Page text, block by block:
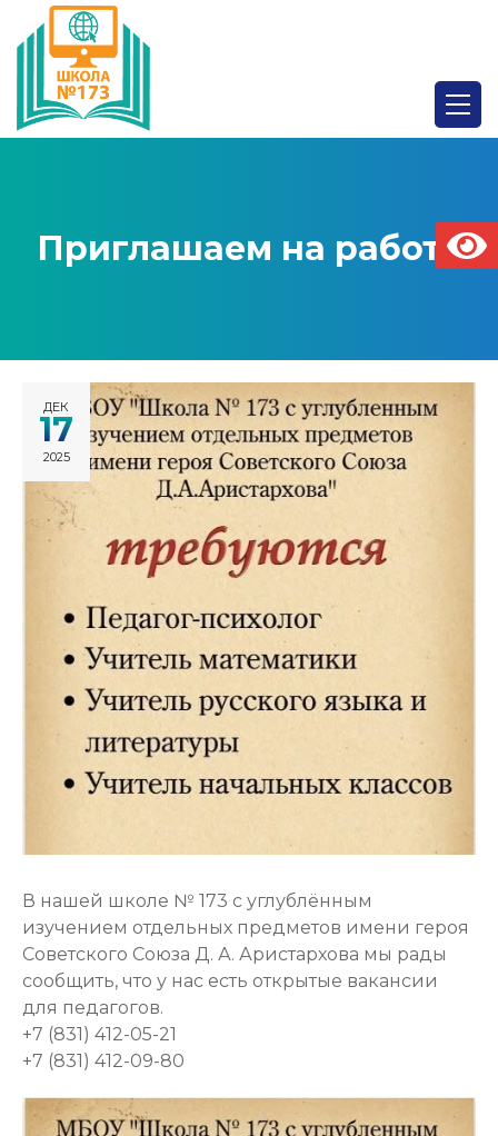
Приглашаем на работу
ДЕК
17
2025
В нашей школе № 173 с углублённым
изучением отдельных предметов имени героя
Советского Союза Д. А. Аристархова мы рады
сообщить, что у нас есть открытые вакансии
для педагогов.
+7 (831) 412-05-21
+7 (831) 412-09-80